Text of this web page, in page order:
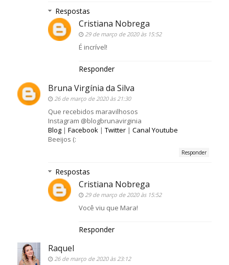
Respostas
Cristiana Nobrega
29 de março de 2020 às 15:52
É incrível!
Responder
Bruna Virgínia da Silva
26 de março de 2020 às 21:30
Que recebidos maravilhosos
Instagram @blogbrunavirginia
Blog| Facebook| Twitter| Canal Youtube
Beeijos (:
Responder
Respostas
Cristiana Nobrega
29 de março de 2020 às 15:52
Você viu que Mara!
Responder
Raquel
26 de março de 2020 às 23:12